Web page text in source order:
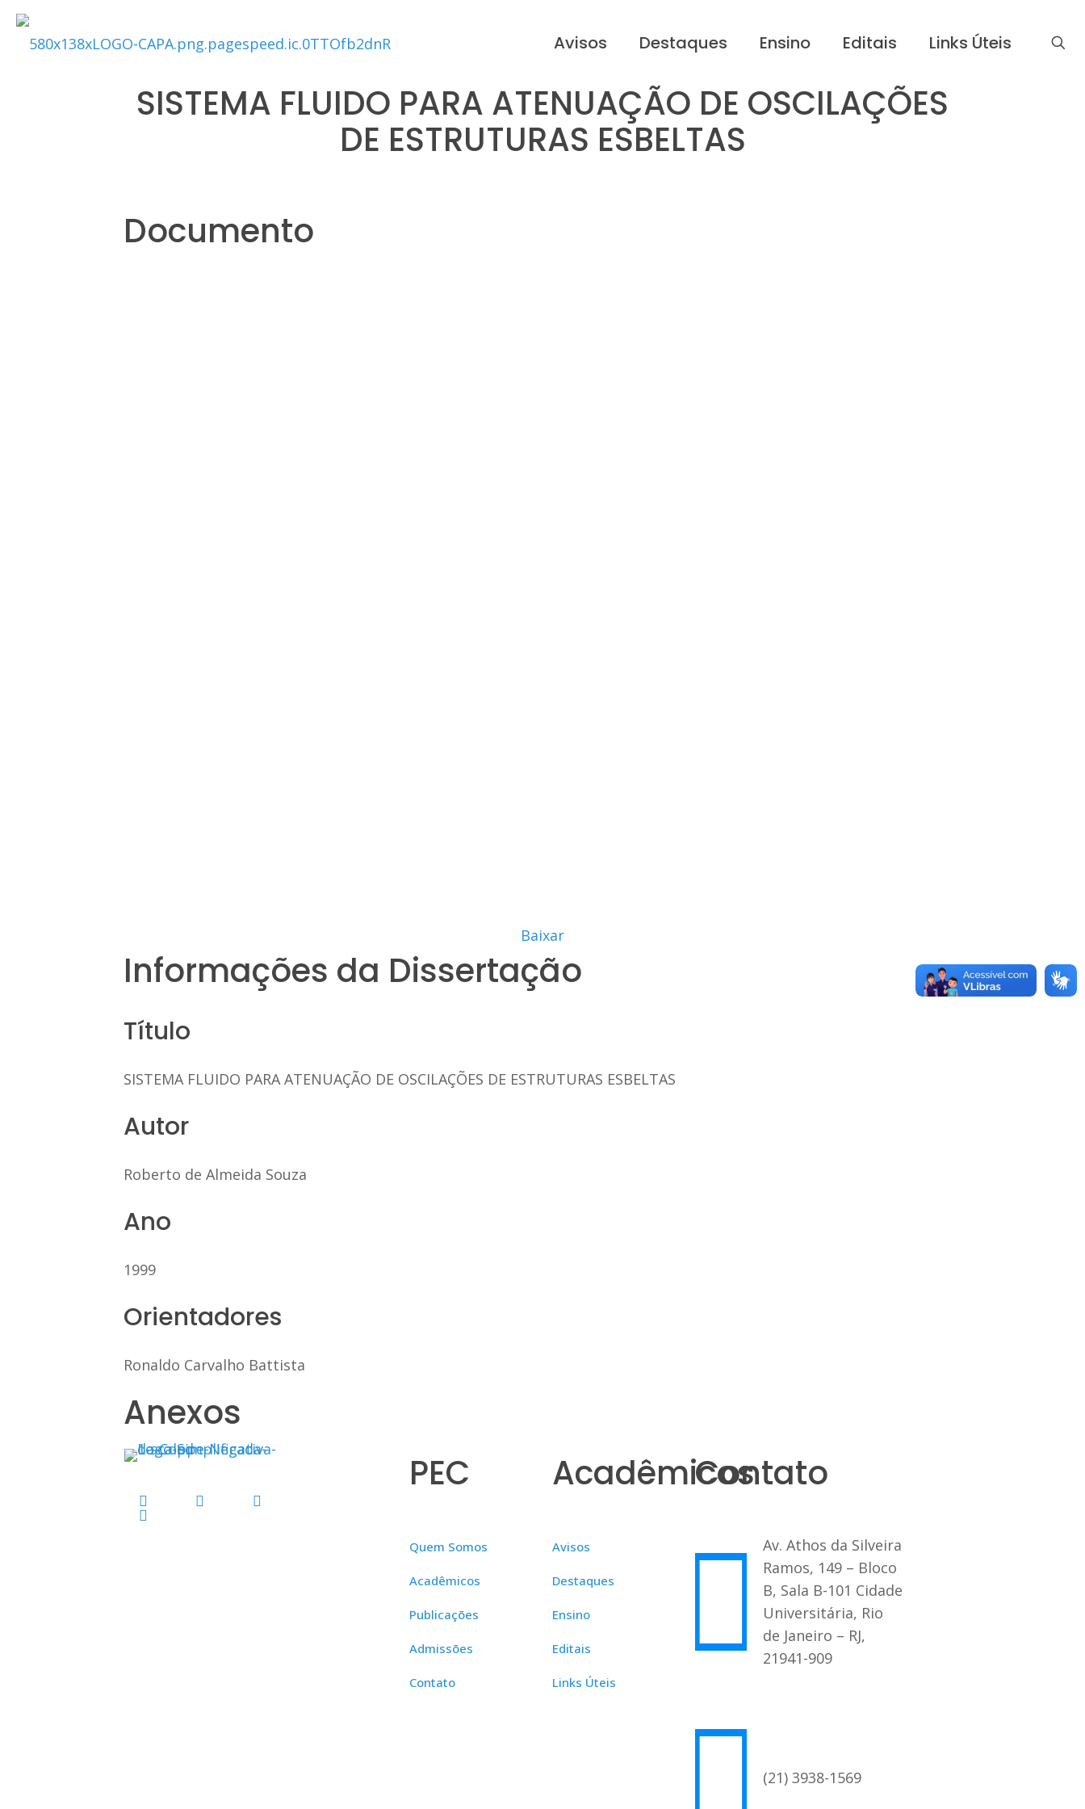
Avisos Destaques Ensino Editais Links Úteis
SISTEMA FLUIDO PARA ATENUAÇÃO DE OSCILAÇÕES
DE ESTRUTURAS ESBELTAS
Documento
Baixar
Informações da Dissertação
Título
SISTEMA FLUIDO PARA ATENUAÇÃO DE OSCILAÇÕES DE ESTRUTURAS ESBELTAS
Autor
Roberto de Almeida Souza
Ano
1999
Orientadores
Ronaldo Carvalho Battista
Anexos
PEC
Quem Somos
Acadêmicos
Publicações
Admissões
Contato
Acadêmicos
Avisos
Destaques
Ensino
Editais
Links Úteis
Contato
Av. Athos da Silveira
Ramos, 149 – Bloco
B, Sala B-101 Cidade
Universitária, Rio
de Janeiro – RJ,
21941-909
(21) 3938-1569